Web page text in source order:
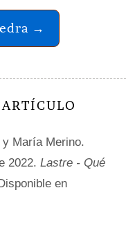
→
y María Merino.
2022. Lastre - Qué
en